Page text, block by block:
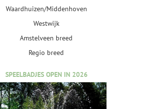
Waardhuizen/Middenhoven
Westwijk
Amstelveen breed
Regio breed
SPEELBADJES OPEN IN 2026